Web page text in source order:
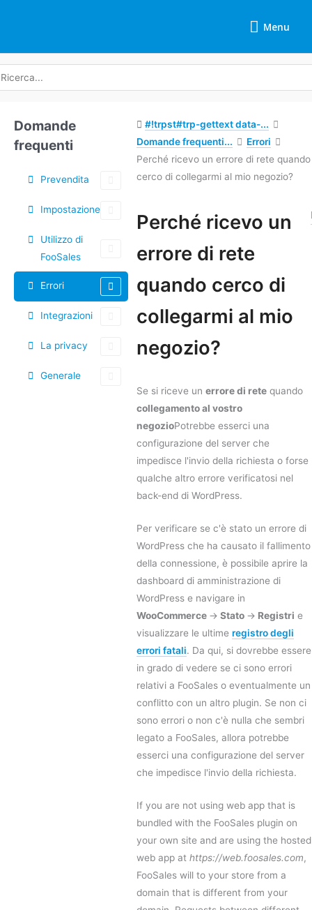
Menu
Menu
Domande
frequenti
Prevendita
Impostazione
Utilizzo di
FooSales
Errori
Integrazioni
La privacy
Generale
#!trpst#trp-gettext data-...
Domande frequenti...
Errori
Perché ricevo un errore di rete quando
cerco di collegarmi al mio negozio?
Perché ricevo un
errore di rete
quando cerco di
collegarmi al mio
negozio?
Se si riceve un errore di rete quando
collegamento al vostro
negozioPotrebbe esserci una
configurazione del server che
impedisce l'invio della richiesta o forse
qualche altro errore verificatosi nel
back-end di WordPress.
Per verificare se c'è stato un errore di
WordPress che ha causato il fallimento
della connessione, è possibile aprire la
dashboard di amministrazione di
WordPress e navigare in
WooCommerce -> Stato -> Registri e
visualizzare le ultime registro degli
errori fatali. Da qui, si dovrebbe essere
in grado di vedere se ci sono errori
relativi a FooSales o eventualmente un
conflitto con un altro plugin. Se non ci
sono errori o non c'è nulla che sembri
legato a FooSales, allora potrebbe
esserci una configurazione del server
che impedisce l'invio della richiesta.
If you are not using web app that is
bundled with the FooSales plugin on
your own site and are using the hosted
web app at https://web.foosales.com,
FooSales will to your store from a
domain that is different from your
Tag
tra
documenti